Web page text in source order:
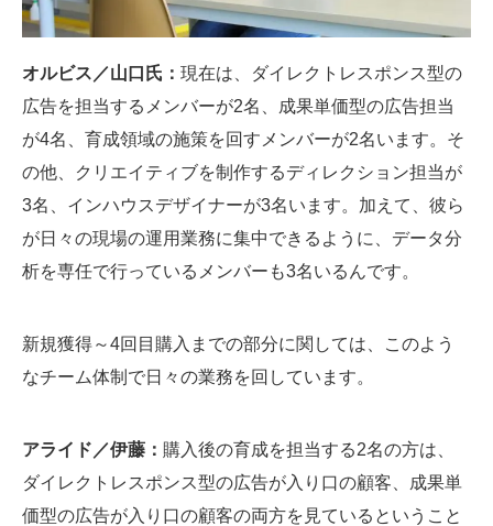
オルビス／山口氏： 現在は、ダイレクトレスポンス型の
広告を担当するメンバーが2名、成果単価型の広告担当
が4名、育成領域の施策を回すメンバーが2名います。そ
の他、クリエイティブを制作するディレクション担当が
3名、インハウスデザイナーが3名います。加えて、彼ら
が日々の現場の運用業務に集中できるように、データ分
析を専任で行っているメンバーも3名いるんです。
新規獲得～4回目購入までの部分に関しては、このよう
なチーム体制で日々の業務を回しています。
アライド／伊藤： 購入後の育成を担当する2名の方は、
ダイレクトレスポンス型の広告が入り口の顧客、成果単
価型の広告が入り口の顧客の両方を見ているということ